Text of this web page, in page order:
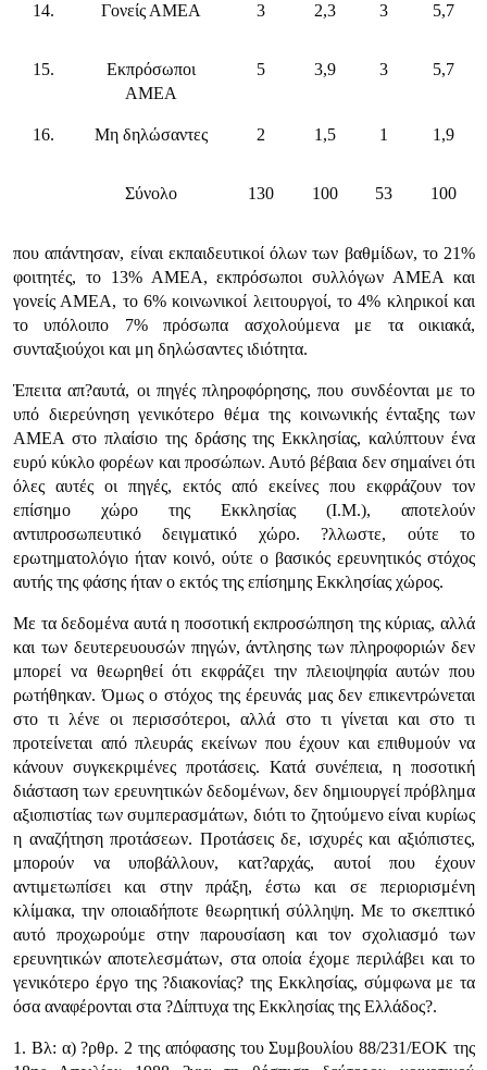
14. Γονείς ΑΜΕΑ 3 2,3 3 5,7
15.
Εκπρόσωποι
ΑΜΕΑ
5 3,9 3 5,7
16. Μη δηλώσαντες 2 1,5 1 1,9
Σύνολο 130 100 53 100
που απάντησαν, είναι εκπαιδευτικοί όλων των βαθμίδων, το 21%
φοιτητές, το 13% ΑΜΕΑ, εκπρόσωποι συλλόγων ΑΜΕΑ και
γονείς ΑΜΕΑ, το 6% κοινωνικοί λειτουργοί, το 4% κληρικοί και
το υπόλοιπο 7% πρόσωπα ασχολούμενα με τα οικιακά,
συνταξιούχοι και μη δηλώσαντες ιδιότητα.
Έπειτα απ?αυτά, οι πηγές πληροφόρησης, που συνδέονται με το
υπό διερεύνηση γενικότερο θέμα της κοινωνικής ένταξης των
ΑΜΕΑ στο πλαίσιο της δράσης της Εκκλησίας, καλύπτουν ένα
ευρύ κύκλο φορέων και προσώπων. Αυτό βέβαια δεν σημαίνει ότι
όλες αυτές οι πηγές, εκτός από εκείνες που εκφράζουν τον
επίσημο χώρο της Εκκλησίας (Ι.Μ.), αποτελούν
αντιπροσωπευτικό δειγματικό χώρο. ?λλωστε, ούτε το
ερωτηματολόγιο ήταν κοινό, ούτε ο βασικός ερευνητικός στόχος
αυτής της φάσης ήταν ο εκτός της επίσημης Εκκλησίας χώρος.
Με τα δεδομένα αυτά η ποσοτική εκπροσώπηση της κύριας, αλλά
και των δευτερευουσών πηγών, άντλησης των πληροφοριών δεν
μπορεί να θεωρηθεί ότι εκφράζει την πλειοψηφία αυτών που
ρωτήθηκαν. Όμως ο στόχος της έρευνάς μας δεν επικεντρώνεται
στο τι λένε οι περισσότεροι, αλλά στο τι γίνεται και στο τι
προτείνεται από πλευράς εκείνων που έχουν και επιθυμούν να
κάνουν συγκεκριμένες προτάσεις. Κατά συνέπεια, η ποσοτική
διάσταση των ερευνητικών δεδομένων, δεν δημιουργεί πρόβλημα
αξιοπιστίας των συμπερασμάτων, διότι το ζητούμενο είναι κυρίως
η αναζήτηση προτάσεων. Προτάσεις δε, ισχυρές και αξιόπιστες,
μπορούν να υποβάλλουν, κατ?αρχάς, αυτοί που έχουν
αντιμετωπίσει και στην πράξη, έστω και σε περιορισμένη
κλίμακα, την οποιαδήποτε θεωρητική σύλληψη. Με το σκεπτικό
αυτό προχωρούμε στην παρουσίαση και τον σχολιασμό των
ερευνητικών αποτελεσμάτων, στα οποία έχομε περιλάβει και το
γενικότερο έργο της ?διακονίας? της Εκκλησίας, σύμφωνα με τα
όσα αναφέρονται στα ?Δίπτυχα της Εκκλησίας της Ελλάδος?.
1. Βλ: α) ?ρθρ. 2 της απόφασης του Συμβουλίου 88/231/ΕΟΚ της